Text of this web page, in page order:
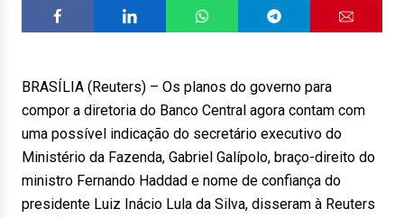
BRASÍLIA (Reuters) – Os planos do governo para
compor a diretoria do Banco Central agora contam com
uma possível indicação do secretário executivo do
Ministério da Fazenda, Gabriel Galípolo, braço-direito do
ministro Fernando Haddad e nome de confiança do
presidente Luiz Inácio Lula da Silva, disseram à Reuters